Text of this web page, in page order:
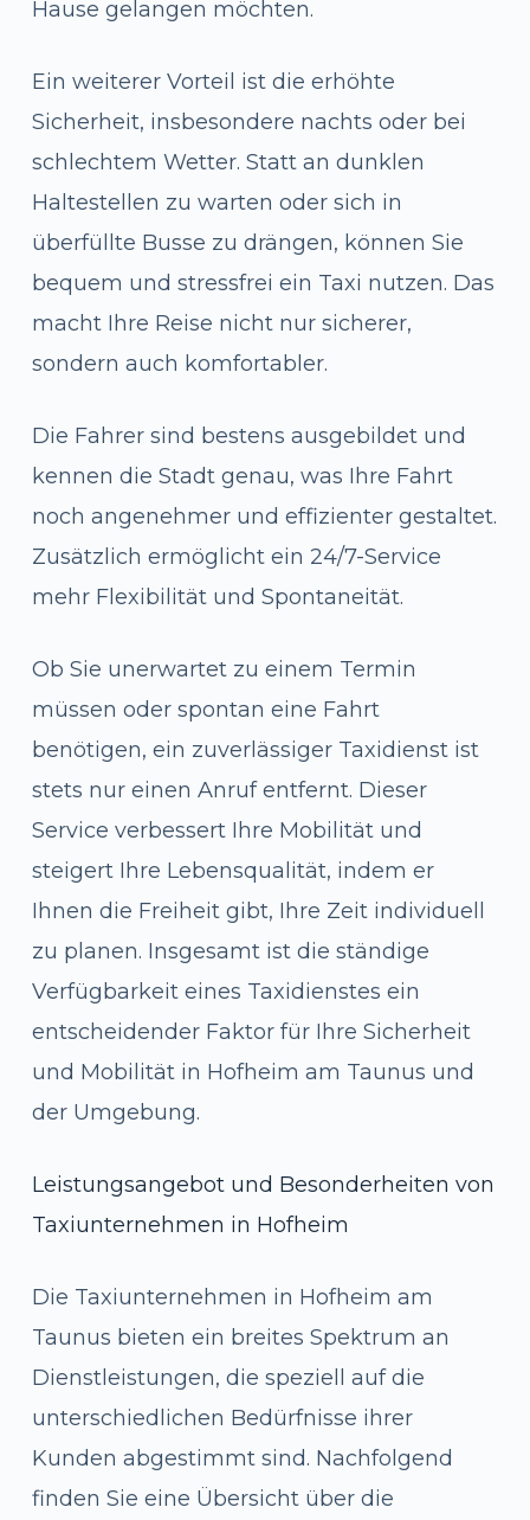
Hause gelangen möchten.
Ein weiterer Vorteil ist die erhöhte
Sicherheit, insbesondere nachts oder bei
schlechtem Wetter. Statt an dunklen
Haltestellen zu warten oder sich in
überfüllte Busse zu drängen, können Sie
bequem und stressfrei ein Taxi nutzen. Das
macht Ihre Reise nicht nur sicherer,
sondern auch komfortabler.
Die Fahrer sind bestens ausgebildet und
kennen die Stadt genau, was Ihre Fahrt
noch angenehmer und effizienter gestaltet.
Zusätzlich ermöglicht ein 24/7-Service
mehr Flexibilität und Spontaneität.
Ob Sie unerwartet zu einem Termin
müssen oder spontan eine Fahrt
benötigen, ein zuverlässiger Taxidienst ist
stets nur einen Anruf entfernt. Dieser
Service verbessert Ihre Mobilität und
steigert Ihre Lebensqualität, indem er
Ihnen die Freiheit gibt, Ihre Zeit individuell
zu planen. Insgesamt ist die ständige
Verfügbarkeit eines Taxidienstes ein
entscheidender Faktor für Ihre Sicherheit
und Mobilität in Hofheim am Taunus und
der Umgebung.
Leistungsangebot und Besonderheiten von
Taxiunternehmen in Hofheim
Die Taxiunternehmen in Hofheim am
Taunus bieten ein breites Spektrum an
Dienstleistungen, die speziell auf die
unterschiedlichen Bedürfnisse ihrer
Kunden abgestimmt sind. Nachfolgend
finden Sie eine Übersicht über die